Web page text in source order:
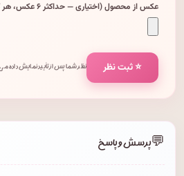
عکس از محصول (اختیاری — حداکثر ۶ عکس، هر کدام تا ۳ مگابایت)
⭐ ثبت نظر نظر شما پس از تأیید نمایش داده
💬پرسش و پاسخ